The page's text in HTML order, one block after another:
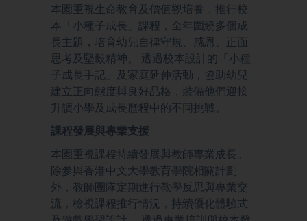
本園重視生命教育及價值觀培養，推行校
本「小種子成長」課程，全年圍繞多個成
長主題，培育幼兒自律守規、感恩、正面
思考及堅毅精神。 透過校本設計的「小種
子成長手記」及家庭延伸活動，協助幼兒
建立正向態度與良好品格，裝備他們迎接
升讀小學及成長歷程中的不同挑戰。
課程發展與專業支援
本園重視課程持續發展與教師專業成長。
除參與香港中文大學教育學院相關計劃
外，教師團隊定期進行教學反思與專業交
流，檢視課程推行情況，持續優化體驗式